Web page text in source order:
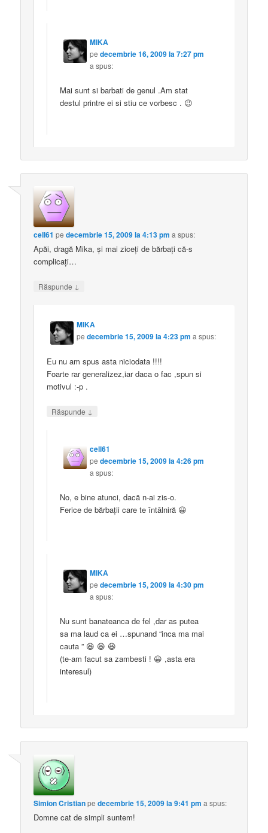
MIKA
pedecembrie 16, 2009 la 7:27 pm
a spus:
Mai sunt si barbati de genul .Am stat
destul printre ei si stiu ce vorbesc . 😉
cell61 pedecembrie 15, 2009 la 4:13 pm a spus:
Apăi, dragă Mika, şi mai ziceţi de bărbaţi că-s
complicaţi…
Răspunde ↓
MIKA
pedecembrie 15, 2009 la 4:23 pm a spus:
Eu nu am spus asta niciodata !!!!
Foarte rar generalizez,iar daca o fac ,spun si
motivul :-p .
Răspunde ↓
cell61
pedecembrie 15, 2009 la 4:26 pm
a spus:
No, e bine atunci, dacă n-ai zis-o.
Ferice de bărbaţii care te întâlniră 😀
MIKA
pedecembrie 15, 2009 la 4:30 pm
a spus:
Nu sunt banateanca de fel ,dar as putea
sa ma laud ca ei …spunand “inca ma mai
cauta ” 😆 😆 😆
(te-am facut sa zambesti ! 😀 ,asta era
interesul)
Simion Cristianpedecembrie 15, 2009 la 9:41 pm a spus:
Domne cat de simpli suntem!